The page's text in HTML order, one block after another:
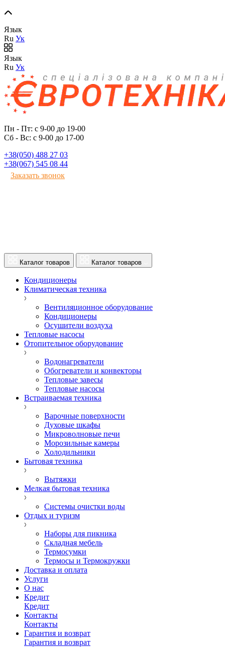
Язык
Ru Ук
Язык
Ru Ук
Пн - Пт: с 9-00 до 19-00
Сб - Вс: с 9-00 до 17-00
+38(050) 488 27 03
+38(067) 545 08 44
Заказать звонок
Каталог товаров Каталог товаров
Кондиционеры
Климатическая техника
Вентиляционное оборудование
Кондиционеры
Осушители воздуха
Тепловые насосы
Отопительное оборудование
Водонагреватели
Обогреватели и конвекторы
Тепловые завесы
Тепловые насосы
Встраиваемая техника
Варочные поверхности
Духовые шкафы
Микроволновые печи
Морозильные камеры
Холодильники
Бытовая техника
Вытяжки
Мелкая бытовая техника
Системы очистки воды
Отдых и туризм
Наборы для пикника
Складная мебель
Термосумки
Термосы и Термокружки
Доставка и оплата
Услуги
О нас
Кредит
Кредит
Контакты
Контакты
Гарантия и возврат
Гарантия и возврат